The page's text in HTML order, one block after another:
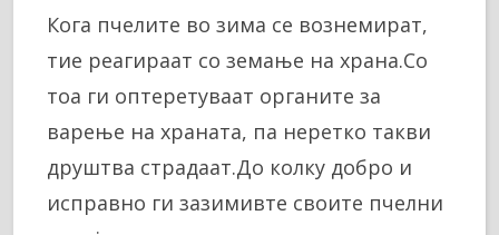
Кога пчелите во зима се вознемират,
тие реагираат со земање на храна.Со
тоа ги оптеретуваат органите за
варење на храната, па неретко такви
друштва страдаат.До колку добро и
исправно ги зазимивте своите пчелни